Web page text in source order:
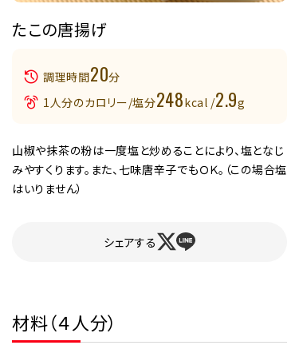
たこの唐揚げ
調理時間20分
1人分のカロリー/塩分248kcal /2.9g
山椒や抹茶の粉は一度塩と炒めることにより、塩となじ
みやすくります。また、七味唐辛子でもＯＫ。（この場合塩
はいりません）
シェアする
材料（４人分）